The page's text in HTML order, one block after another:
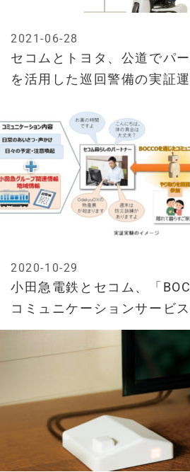
セコムとトヨタ、公道でパ
を活用した巡回警備の実証
2021-06-28
小田急電鉄とセコム、「
コミュニケーションサービ
2020-10-29